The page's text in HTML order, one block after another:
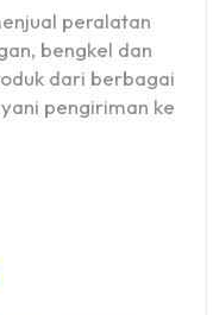
peralatan
bengkel dan
dari berbagai
pengiriman ke